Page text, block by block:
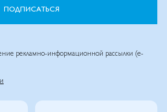
рекламно-информационной рассылки (e-
ПОДПИСАТЬСЯ